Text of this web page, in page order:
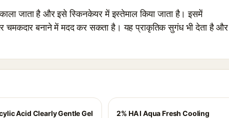
जाता है और इसे स्किनकेयर में इस्तेमाल किया जाता है। इसमें
चमकदार बनाने में मदद कर सकता है। यह प्राकृतिक सुगंध भी देता है और
Acid Clearly Gentle Gel
2% HA I Aqua Fresh Cooling